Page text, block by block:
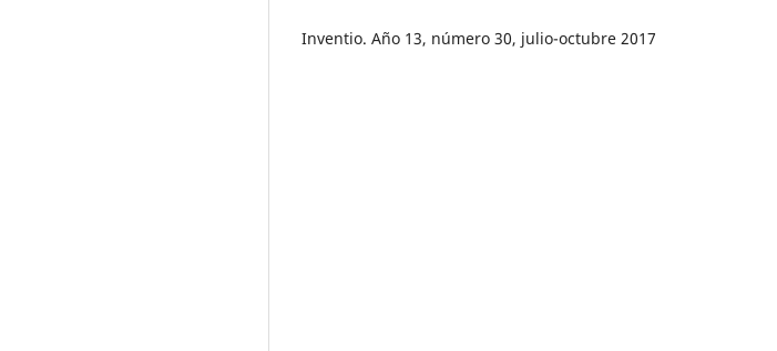
Inventio. Año 13, número 30, julio-octubre 2017